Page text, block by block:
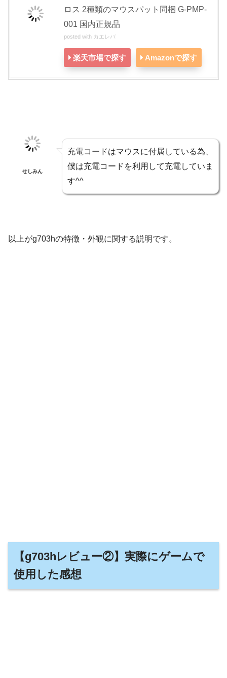
ロス 2種類のマウスパット同梱 G-PMP-
001 国内正規品
posted with カエレバ
楽天市場で探す Amazonで探す
せしみん
充電コードはマウスに付属している為、
僕は充電コードを利用して充電していま
す^^
以上がg703hの特徴・外観に関する説明です。
【g703hレビュー②】実際にゲームで
使用した感想